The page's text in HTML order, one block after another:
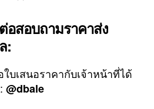
อสอบถามราคาส่ง
:
บเสนอราคากับเจ้าหน้าที่ได้
@dbale